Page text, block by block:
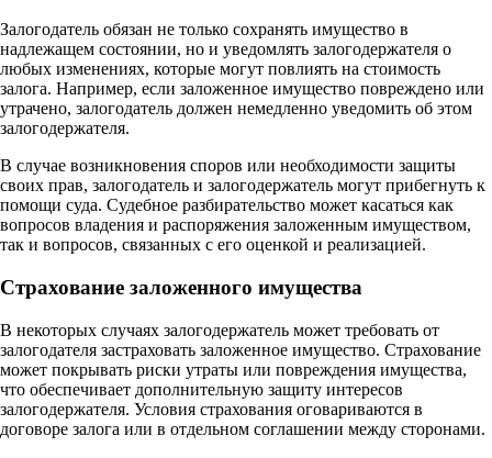
Залогодатель обязан не только сохранять имущество в
надлежащем состоянии, но и уведомлять залогодержателя о
любых изменениях, которые могут повлиять на стоимость
залога. Например, если заложенное имущество повреждено или
утрачено, залогодатель должен немедленно уведомить об этом
залогодержателя.
В случае возникновения споров или необходимости защиты
своих прав, залогодатель и залогодержатель могут прибегнуть к
помощи суда. Судебное разбирательство может касаться как
вопросов владения и распоряжения заложенным имуществом,
так и вопросов, связанных с его оценкой и реализацией.
Страхование заложенного имущества
В некоторых случаях залогодержатель может требовать от
залогодателя застраховать заложенное имущество. Страхование
может покрывать риски утраты или повреждения имущества,
что обеспечивает дополнительную защиту интересов
залогодержателя. Условия страхования оговариваются в
договоре залога или в отдельном соглашении между сторонами.